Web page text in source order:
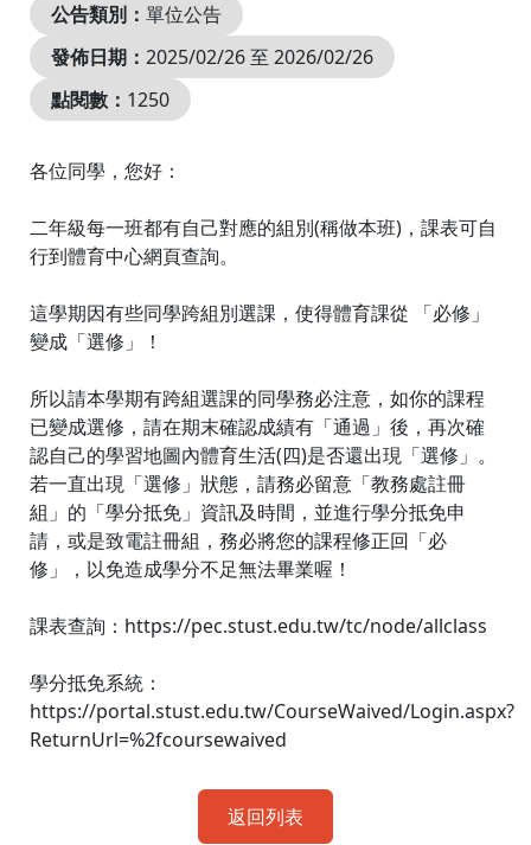
公告類別： 單位公告
發佈日期： 2025/02/26 至 2026/02/26
點閱數： 1250
各位同學，您好：
二年級每一班都有自己對應的組別(稱做本班)，課表可自
行到體育中心網頁查詢。
這學期因有些同學跨組別選課，使得體育課從 「必修」
變成「選修」！
所以請本學期有跨組選課的同學務必注意，如你的課程
已變成選修，請在期末確認成績有「通過」後，再次確
認自己的學習地圖內體育生活(四)是否還出現「選修」。
若一直出現「選修」狀態，請務必留意「教務處註冊
組」的「學分抵免」資訊及時間，並進行學分抵免申
請，或是致電註冊組，務必將您的課程修正回「必
修」，以免造成學分不足無法畢業喔！
課表查詢：https://pec.stust.edu.tw/tc/node/allclass
學分抵免系統：
https://portal.stust.edu.tw/CourseWaived/Login.aspx?
ReturnUrl=%2fcoursewaived
返回列表